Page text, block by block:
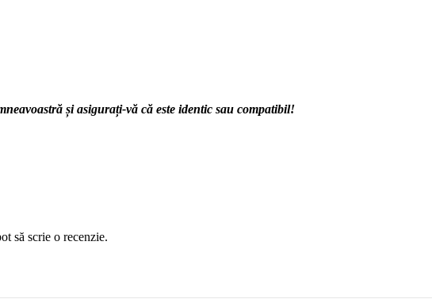
și asigurați-vă că este identic sau compatibil!
să scrie o recenzie.